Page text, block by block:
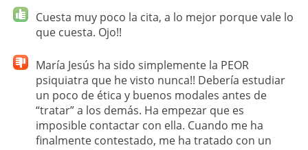
Cuesta muy poco la cita, a lo mejor porque vale lo
que cuesta. Ojo!!
María Jesús ha sido simplemente la PEOR
psiquiatra que he visto nunca!! Debería estudiar
un poco de ética y buenos modales antes de
“tratar” a los demás. Ha empezar que es
imposible contactar con ella. Cuando me ha
finalmente contestado, me ha tratado con un